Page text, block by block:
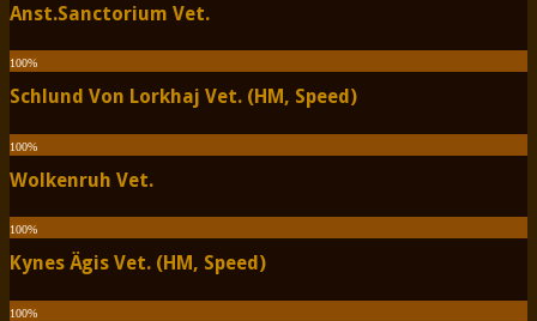
Anst.Sanctorium Vet.
100%
Schlund Von Lorkhaj Vet. (HM, Speed)
100%
Wolkenruh Vet.
100%
Kynes Ägis Vet. (HM, Speed)
100%